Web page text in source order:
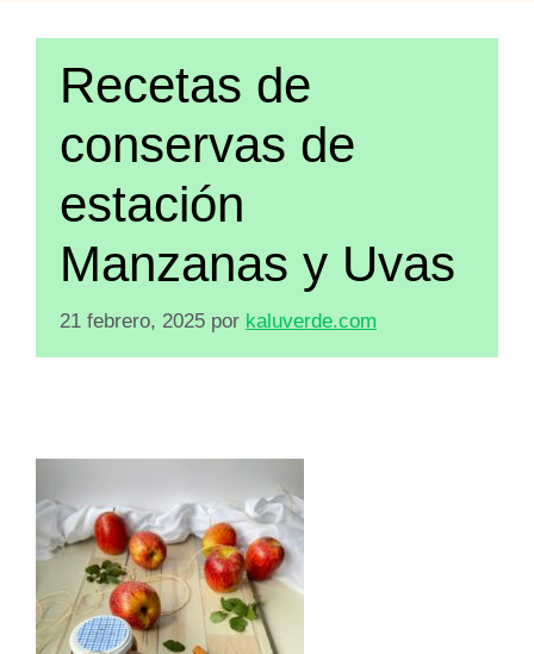
Recetas de
conservas de
estación
Manzanas y Uvas
21 febrero, 2025 por kaluverde.com